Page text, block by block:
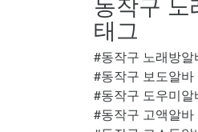
태그
#동작구 노래방알
#동작구 보도알바
#동작구 도우미알
#동작구 고액알바